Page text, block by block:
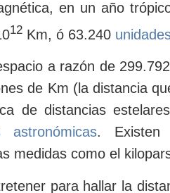
en un año
12 Km, ó 63.240
a razón de
de Km (la distancia
de distancias
astronómicas. Existen
medidas como el
para hallar la